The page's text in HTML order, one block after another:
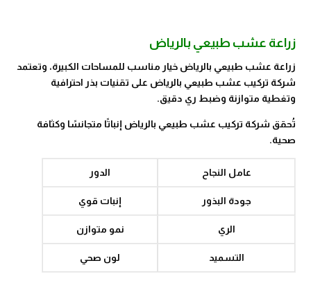
زراعة عشب طبيعي بالرياض
زراعة عشب طبيعي بالرياض خيار مناسب للمساحات الكبيرة، وتعتمد
شركة تركيب عشب طبيعي بالرياض على تقنيات بذر احترافية
وتغطية متوازنة وضبط ري دقيق.
تُحقق شركة تركيب عشب طبيعي بالرياض إنباتًا متجانسًا وكثافة
صحية.
عامل النجاح الدور
جودة البذور إنبات قوي
الري نمو متوازن
التسميد لون صحي